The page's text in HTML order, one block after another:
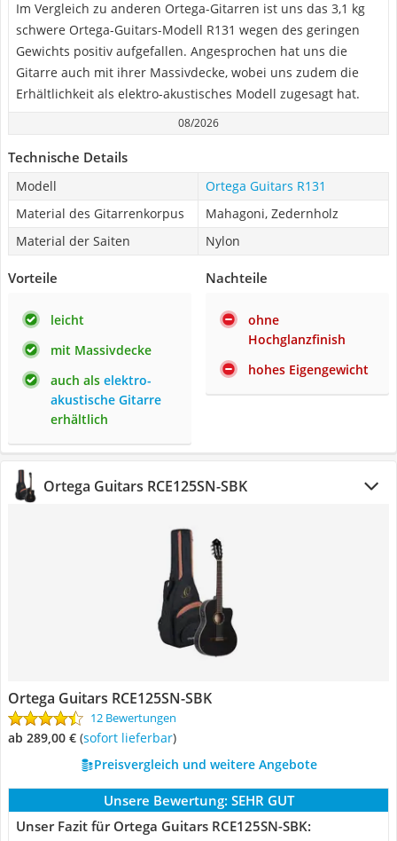
Im Vergleich zu anderen Ortega-Gitarren ist uns das 3,1 kg
schwere Ortega-Guitars-Modell R131 wegen des geringen
Gewichts positiv aufgefallen. Angesprochen hat uns die
Gitarre auch mit ihrer Massivdecke, wobei uns zudem die
Erhältlichkeit als elektro-akustisches Modell zugesagt hat.
08/2026
Technische Details
Modell
Ortega Guitars R131
Material des Gitarrenkorpus
Mahagoni, Zedernholz
Material der Saiten
Nylon
Vorteile
leicht
mit Massivdecke
auch als elektro-
akustische Gitarre
erhältlich
Nachteile
ohne
Hochglanzfinish
hohes Eigengewicht
Ortega Guitars RCE125SN-SBK
Ortega Guitars RCE125SN-SBK
12 Bewertungen
ab 289,00 € ( Sofort lieferbar)
Preisvergleich und weitere Angebote
Unsere Bewertung: SEHR GUT
Unser Fazit für Ortega Guitars RCE125SN-SBK: